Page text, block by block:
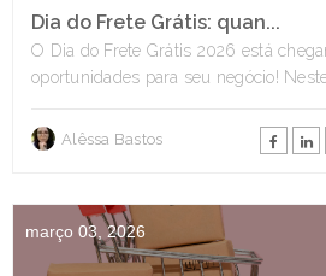
Dia do Frete Grátis: quan...
O Dia do Frete Grátis 2026 está
oportunidades para seu negócio!
Alêssa Bastos
março 03, 2026